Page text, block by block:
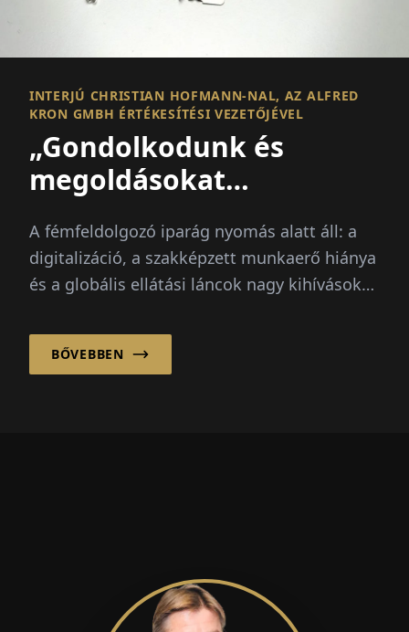
INTERJÚ CHRISTIAN HOFMANN-NAL, AZ ALFRED
KRON GMBH ÉRTÉKESÍTÉSI VEZETŐJÉVEL
„Gondolkodunk és
megoldásokat
A fémfeldolgozó iparág nyomás alatt áll: a
digitalizáció, a szakképzett munkaerő hiánya
és a globális ellátási láncok nagy kihívások
BŐVEBBEN